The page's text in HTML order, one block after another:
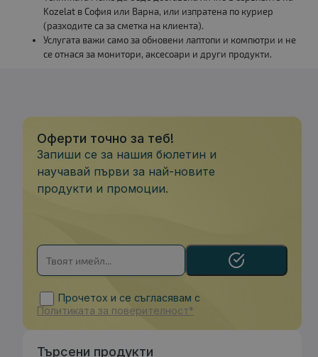
Kozelat в София или Варна, или изпратена по куриер
(разходите са за сметка на клиента).
Услугата важи само за обновени лаптопи и компютри и не
се отнася за монитори, аксесоари и други продукти.
Оферти точно за теб!
Запиши се за нашия бюлетин и
научавай първи за най-новите
продукти и промоции.
Прочетох и се съгласявам с
Политиката за поверителност*
Търсени продукти